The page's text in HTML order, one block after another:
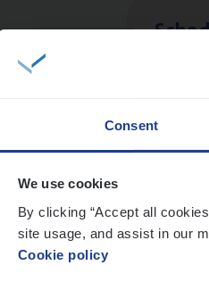
Consent
We use cookies
By clicking “Accept all
site usage, and assist in our
Cookie policy